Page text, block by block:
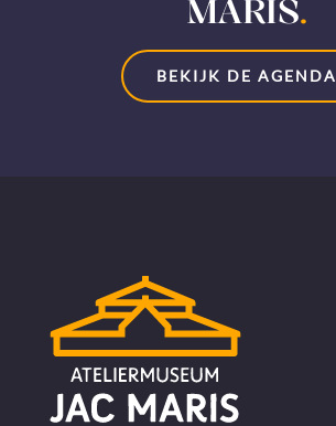
MARIS.
BEKIJK DE AGENDA